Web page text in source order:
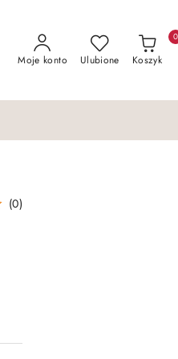
Moje konto Ulubione Koszyk
0
(0)